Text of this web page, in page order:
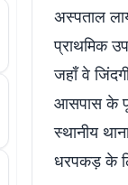
अस्पताल
प्राथमिक
जहाँ वे
आसपास के
स्थानीय
धरपकड़ के